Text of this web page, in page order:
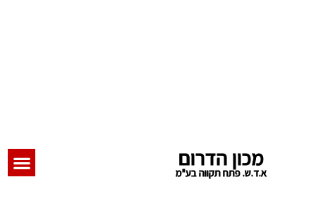
מכון הדרום
א.ד.ש. פתח תקווה בע"מ